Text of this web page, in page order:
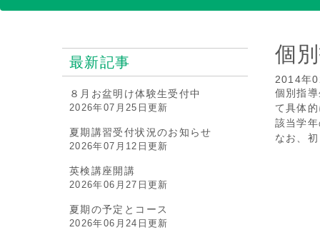
個
2014年
個別指
て具体
該当学
なお、
最新記事
８月お盆明け体験生受付中
2026年07月25日更新
夏期講習受付状況のお知らせ
2026年07月12日更新
英検講座開講
2026年06月27日更新
夏期の予定とコース
2026年06月24日更新